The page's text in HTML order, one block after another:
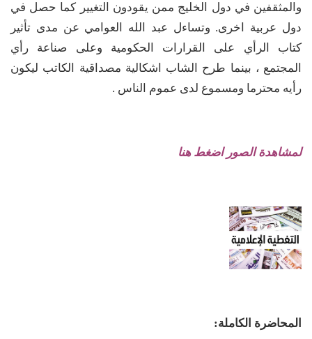
والمثقفين في دول الخليج ممن يقودون التغيير كما حصل في
دول عربية اخرى. وتساءل عبد الله العوامي عن مدى تأثير
كتاب الرأي على القرارات الحكومية وعلى صناعة رأي
المجتمع ، بينما طرح الشاب اشكالية مصداقية الكاتب ليكون
رأيه محترما ومسموع لدى عموم الناس .
لمشاهدة الصور اضغط هنا
المحاضرة الكاملة: